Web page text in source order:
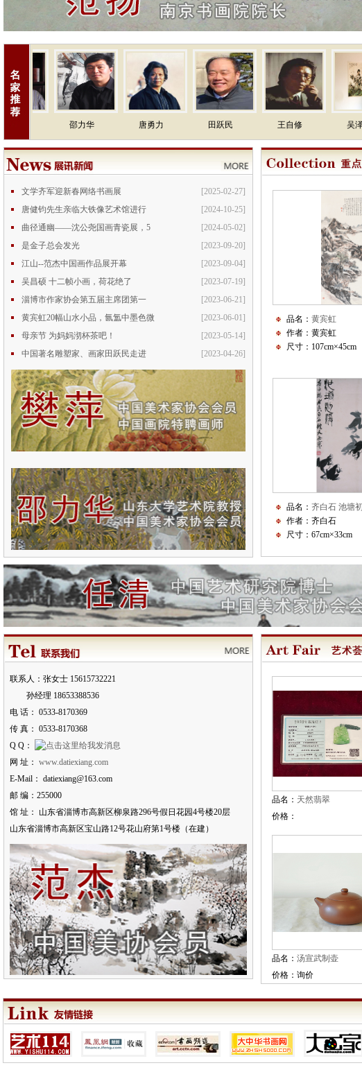
唐勇力 田跃民 王自修 吴泽浩
文学齐军迎新春网络书画展
[2025-02-27]
唐健钧先生亲临大铁像艺术馆进行
[2024-10-25]
曲径通幽——沈公尧国画青瓷展，5
[2024-05-02]
是金子总会发光
[2023-09-20]
江山--范杰中国画作品展开幕
[2023-09-04]
吴昌硕 十二帧小画，荷花绝了
[2023-07-19]
淄博市作家协会第五届主席团第一
[2023-06-21]
黄宾虹20幅山水小品，氤氲中墨色微
[2023-06-01]
母亲节 为妈妈沏杯茶吧！
[2023-05-14]
中国著名雕塑家、画家田跃民走进
[2023-04-26]
品名： 黄宾虹
作者：黄宾虹
尺寸：107cm×45cm
品名： 齐白石 池塘
作者：齐白石
尺寸：67cm×33cm
联系人：张女士 15615732221
孙经理 18653388536
电 话： 0533-8170369
传 真： 0533-8170368
Q Q：
网 址： www.datiexiang.com
E-Mail： datiexiang@163.com
邮 编：255000
馆 址： 山东省淄博市高新区柳泉路296号假日花园4号楼20层
山东省淄博市高新区宝山路12号花山府第1号楼（在建）
品名： 天然翡翠
价格：
品名： 汤宣武制壶
价格：询价